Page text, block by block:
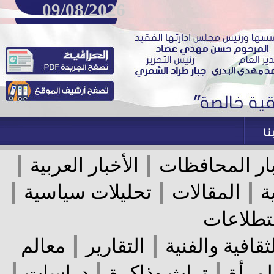
09/08/2026
المحافظات| الأخبار العربية|
| المقالات| تحليلات سياسية|
والفنية| التقارير|
معالم